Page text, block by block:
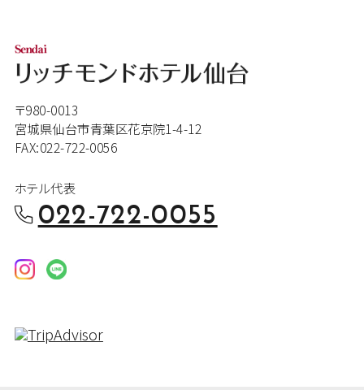
〒980-0013
宮城県仙台市青葉区花京院1-4-12
FAX:022-722-0056
ホテル代表
022-722-0055